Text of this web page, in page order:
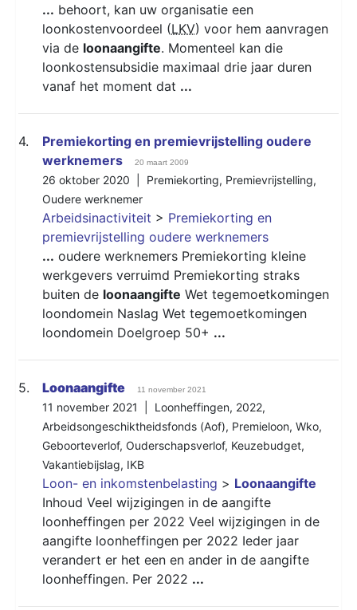
... behoort, kan uw organisatie een
loonkostenvoordeel (LKV) voor hem aanvragen
via de loonaangifte. Momenteel kan die
loonkostensubsidie maximaal drie jaar duren
vanaf het moment dat ...
4.
Premiekorting en premievrijstelling oudere
werknemers
20 maart 2009
26 oktober 2020 | Premiekorting, Premievrijstelling,
Oudere werknemer
Arbeidsinactiviteit > Premiekorting en
premievrijstelling oudere werknemers
... oudere werknemers Premiekorting kleine
werkgevers verruimd Premiekorting straks
buiten de loonaangifte Wet tegemoetkomingen
loondomein Naslag Wet tegemoetkomingen
loondomein Doelgroep 50+ ...
5. Loonaangifte 11 november 2021
11 november 2021 | Loonheffingen, 2022,
Arbeidsongeschiktheidsfonds (Aof), Premieloon, Wko,
Geboorteverlof, Ouderschapsverlof, Keuzebudget,
Vakantiebijslag, IKB
Loon- en inkomstenbelasting > Loonaangifte
Inhoud Veel wijzigingen in de aangifte
loonheffingen per 2022 Veel wijzigingen in de
aangifte loonheffingen per 2022 Ieder jaar
verandert er het een en ander in de aangifte
loonheffingen. Per 2022 ...